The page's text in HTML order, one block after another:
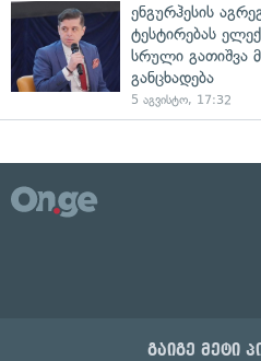
ენგურჰესის
ტესტირებას
სრული გათიშვა
განცხადება
5 აგვისტო, 17:32
გაიგე მეტი